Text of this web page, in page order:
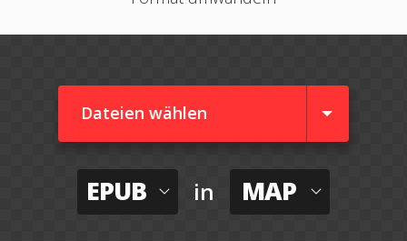
Dateien wählen
EPUB in MAP